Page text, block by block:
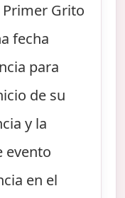
Primer Grito
fecha
para
de su
y la
evento
en el